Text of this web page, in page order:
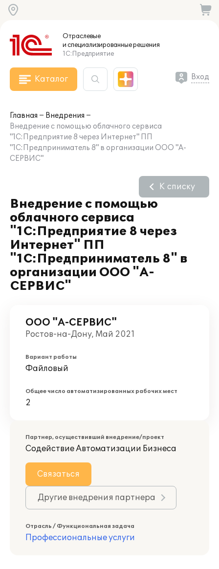
Отраслевые
и специализированныерешения
1С:Предприятие
Каталог Вход
Главная
Внедрения
Внедрение с помощью облачного сервиса
"1С:Предприятие 8 через Интернет" ПП
"1С:Предприниматель 8" в организации ООО "А-
СЕРВИС"
Внедрение с помощью
облачного сервиса
"1С:Предприятие 8 через
Интернет" ПП
"1С:Предприниматель 8" в
организации ООО "А-
СЕРВИС"
К списку
ООО "А-СЕРВИС"
Ростов-на-Дону, Май 2021
Вариант работы
Файловый
Общее число автоматизированных рабочих мест
2
Партнер, осуществивший внедрение/проект
Содействие Автоматизации Бизнеса
Связаться
Другие внедрения партнера
Отрасль / Функциональная задача
Профессиональные услуги